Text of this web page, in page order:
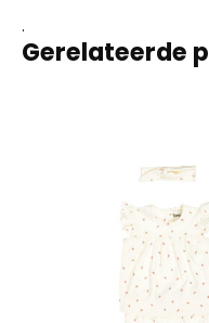
.
Gerelateerde